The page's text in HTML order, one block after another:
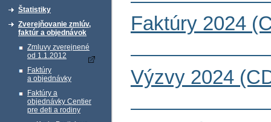
Štatistiky
Zverejňovanie zmlúv,
faktúr a objednávok
Zmluvy zverejnené
od 1.1.2012
Faktúry
a objednávky
Faktúry a
objednávky Centier
pre deti a rodiny
Faktúry 2024
Výzvy 2024